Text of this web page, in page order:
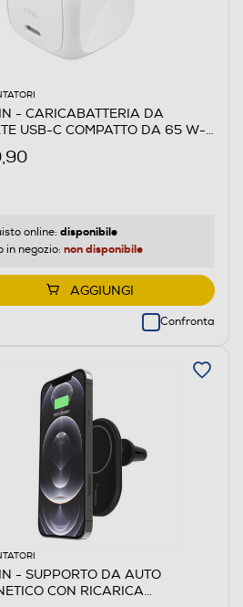
- CARICABATTERIA DA
USB-C COMPATTO DA 65 W-
online: disponibile
in negozio: non disponibile
AGGIUNGI
Confronta
- SUPPORTO DA AUTO
CON RICARICA